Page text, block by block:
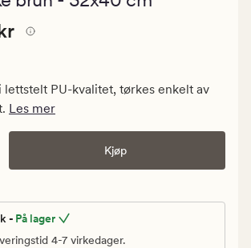
pris
lettstelt PU-kvalitet, tørkes enkelt av
Les mer
Kjøp
- På lager
4-7 virkedager.